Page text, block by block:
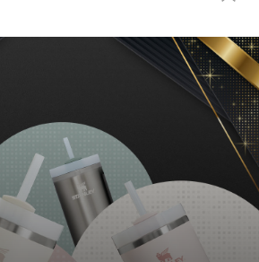
브 등 영상 콘텐츠에도 참여 의지가 있는 분.∙ R
로 IT와 비즈니스 관련 콘텐츠 제작에 관심있
및 자료조사, 영상 제작에 참여합니다.▷ 대우
선발하는 것으로 급여, 신분, 복리후생 등은 머
다. 연봉은 협의